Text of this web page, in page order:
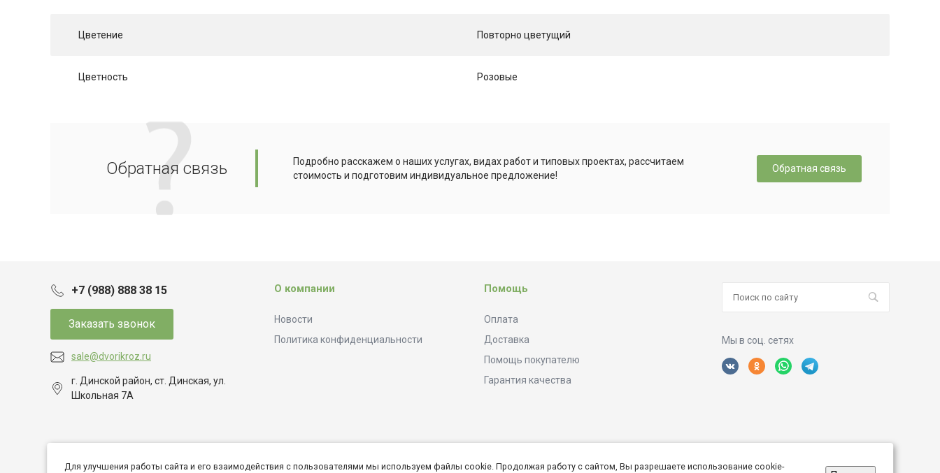
Цветение Повторно цветущий
Цветность Розовые
Обратная связь
Подробно расскажем о наших услугах, видах работ и типовых проектах, рассчитаем
стоимость и подготовим индивидуальное предложение!
Обратная связь
+7 (988) 888 38 15
Заказать звонок
sale@dvorikroz.ru
г. Динской район, ст. Динская, ул.
Школьная 7А
О компании
Новости
Политика конфиденциальности
Помощь
Оплата
Доставка
Помощь покупателю
Гарантия качества
Мы в соц. сетях
© 2026 Дворик Роз, Все права защищены
Для улучшения работы сайта и его взаимодействия с пользователями мы используем файлы cookie. Продолжая работу с сайтом, Вы разрешаете использование cookie-